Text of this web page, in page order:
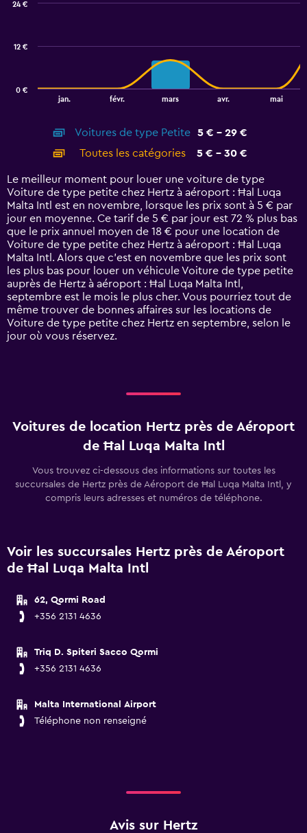
displaying
categories.
14
categories.
The
chart
has
1
Y
axis
displaying
values.
Range:
0
to
36.
jan. févr. mars avr. mai
0 €
12 €
24 €
Voitures de type Petite
5 € - 29 €
Toutes les catégories
5 € - 30 €
Le meilleur moment pour louer une voiture de type
Voiture de type petite chez Hertz à aéroport : Ħal Luqa
Malta Intl est en novembre, lorsque les prix sont à 5 € par
jour en moyenne. Ce tarif de 5 € par jour est 72 % plus bas
que le prix annuel moyen de 18 € pour une location de
Voiture de type petite chez Hertz à aéroport : Ħal Luqa
Malta Intl. Alors que c’est en novembre que les prix sont
les plus bas pour louer un véhicule Voiture de type petite
auprès de Hertz à aéroport : Ħal Luqa Malta Intl,
septembre est le mois le plus cher. Vous pourriez tout de
même trouver de bonnes affaires sur les locations de
Voiture de type petite chez Hertz en septembre, selon le
jour où vous réservez.
Voitures de location Hertz près de Aéroport
de Ħal Luqa Malta Intl
Vous trouvez ci-dessous des informations sur toutes les
succursales de Hertz près de Aéroport de Ħal Luqa Malta Intl, y
compris leurs adresses et numéros de téléphone.
Voir les succursales Hertz près de Aéroport
de Ħal Luqa Malta Intl
62, Qormi Road
+356 2131 4636
Triq D. Spiteri Sacco Qormi
+356 2131 4636
Malta International Airport
Téléphone non renseigné
Avis sur Hertz